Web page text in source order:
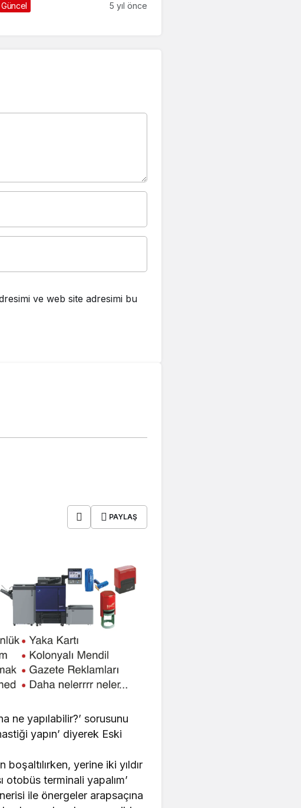
Güncel 5 yıl önce
ve web site adresimi bu
PAYLAŞ
ne yapılabilir?’ sorusunu
yapın’ diyerek Eski
yerine iki yıldır
otobüs terminali yapalım’
ile önergeler arapsaçına